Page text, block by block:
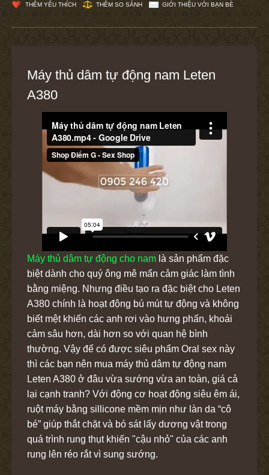
THÊM YÊU THÍCH THÊM SO SÁNH GIỚI THIỆU VỚI BẠN BÈ
Máy thủ dâm tự động nam Leten
A380
Máy thủ dâm tự động cho nam là sản phẩm đặc
biệt dành cho quý ông mê mẩn cảm giác làm tình
bằng miệng. Nhưng điều tạo ra đặc biệt cho Leten
A380 chính là hoạt động bú mút tự động và không
biết mệt khiến các anh rơi vào hưng phấn, khoái
cảm sâu hơn, dài hơn so với quan hệ bình
thường. Vậy để có được siêu phẩm Oral sex này
thì các bạn nên mua máy thủ dâm tự động nam
Leten A380 ở đâu vừa sướng vừa an toàn, giá cả
lại cạnh tranh? Với động cơ hoạt động siêu êm ái,
ruột máy bằng sillicone mềm mịn như làn da “cô
bé” giúp thắt chặt và bó sát lấy dương vật trong
quá trình rung thụt khiến "cậu nhỏ" của các anh
rung lên réo rắt vì sung sướng.